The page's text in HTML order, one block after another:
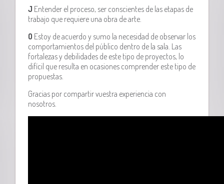
J Entender el proceso, ser conscientes de las etapas de
trabajo que requiere una obra de arte.
O Estoy de acuerdo y sumo la necesidad de observar los
comportamientos del público dentro de la sala. Las
fortalezas y debilidades de este tipo de proyectos, lo
difícil que resulta en ocasiones comprender este tipo de
propuestas.
Gracias por compartir vuestra experiencia con
nosotros.